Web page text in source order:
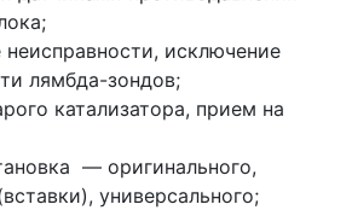
неисправности, исключение
лямбда-зондов;
катализатора, прием на
— оригинального,
универсального;